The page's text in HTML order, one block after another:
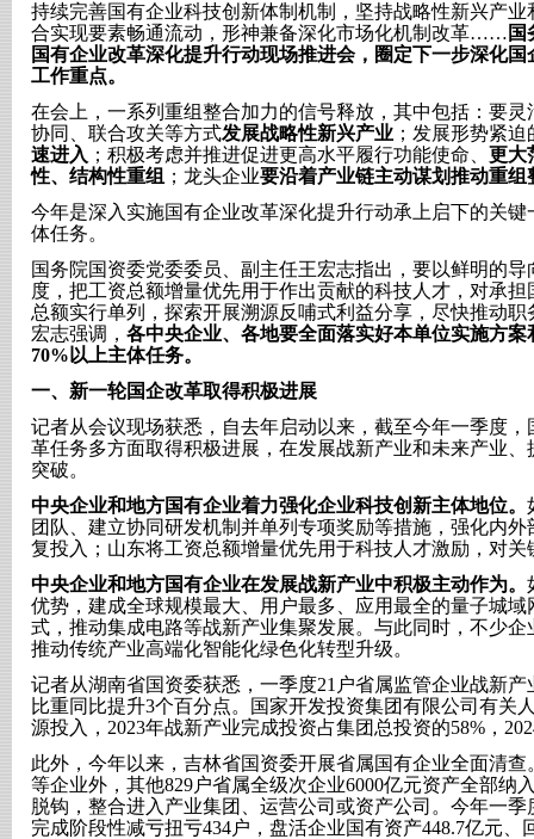
持续完善国有企业科技创新体制机制，坚持战略性新兴产业
合实现要素畅通流动，形神兼备深化市场化机制改革…… 国
国有企业改革深化提升行动现场推进会，圈定下一步深化
工作重点。
在会上，一系列重组整合加力的信号释放，其中包括：要
协同、联合攻关等方式发展战略性新兴产业 ；发展形势紧迫
速进入 ；积极考虑并推进促进更高水平履行功能使命、 更大
性、结构性重组 ；龙头企业要沿着产业链主动谋划推动重组
今年是深入实施国有企业改革深化提升行动承上启下的关
体任务。
国务院国资委党委委员、副主任王宏志指出，要以鲜明的
度，把工资总额增量优先用于作出贡献的科技人才，对承
总额实行单列，探索开展溯源反哺式利益分享，尽快推动
宏志强调， 各中央企业、各地要全面落实好本单位实施方
70%以上主体任务。
一、 新一轮国企改革取得积极进展
记者从会议现场获悉，自去年启动以来，截至今年一季度
革任务多方面取得积极进展，在发展战新产业和未来产业
突破。
中央企业和地方国有企业着力强化企业科技创新主体地位。
团队、建立协同研发机制并单列专项奖励等措施，强化内
复投入；山东将工资总额增量优先用于科技人才激励，对关
中央企业和地方国有企业在发展战新产业中积极主动作为。
优势，建成全球规模最大、用户最多、应用最全的量子城
式，推动集成电路等战新产业集聚发展。与此同时，不少
推动传统产业高端化智能化绿色化转型升级。
记者从湖南省国资委获悉，一季度21户省属监管企业战新
比重同比提升3个百分点。国家开发投资集团有限公司有关
源投入，2023年战新产业完成投资占集团总投资的58%，
此外，今年以来，吉林省国资委开展省属国有企业全面清
等企业外，其他829户省属全级次企业6000亿元资产全部纳
脱钩，整合进入产业集团、运营公司或资产公司。今年一
完成阶段性减亏扭亏434户，盘活企业国有资产448.7亿元、